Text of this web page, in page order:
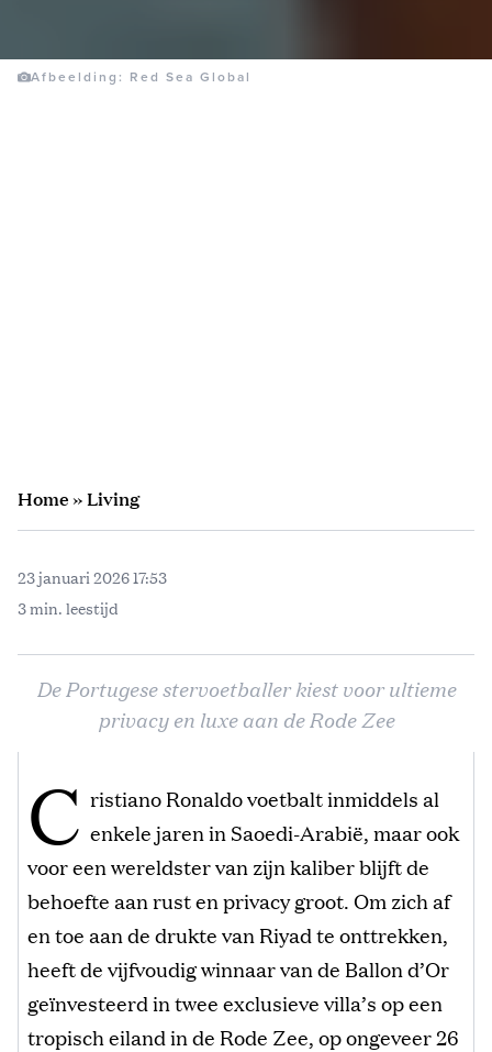
Afbeelding: Red Sea Global
Home»Living
23 januari 2026 17:53
3 min. leestijd
De Portugese stervoetballer kiest voor ultieme
privacy en luxe aan de Rode Zee
C ristiano Ronaldo voetbalt inmiddels al
enkele jaren in Saoedi-Arabië, maar ook
voor een wereldster van zijn kaliber blijft de
behoefte aan rust en privacy groot. Om zich af
en toe aan de drukte van Riyad te onttrekken,
heeft de vijfvoudig winnaar van de Ballon d’Or
geïnvesteerd in twee exclusieve villa’s op een
tropisch eiland in de Rode Zee, op ongeveer 26